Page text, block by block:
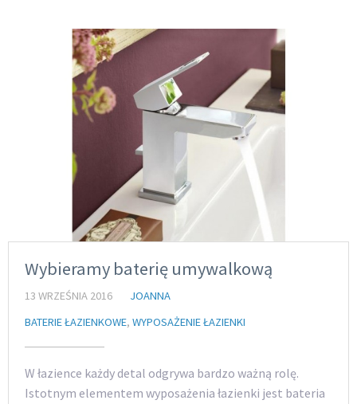
Wybieramy baterię umywalkową
13 WRZEŚNIA 2016
JOANNA
BATERIE ŁAZIENKOWE, WYPOSAŻENIE ŁAZIENKI
W łazience każdy detal odgrywa bardzo ważną rolę.
Istotnym elementem wyposażenia łazienki jest bateria